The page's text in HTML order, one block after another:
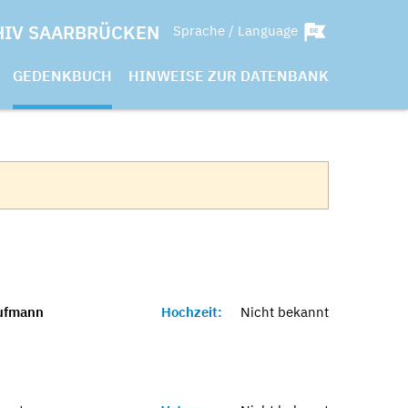
SAARBRÜCKEN Sprache / Language
GEDENKBUCH HINWEISE ZUR DATENBANK
Hochzeit: Nicht bekannt